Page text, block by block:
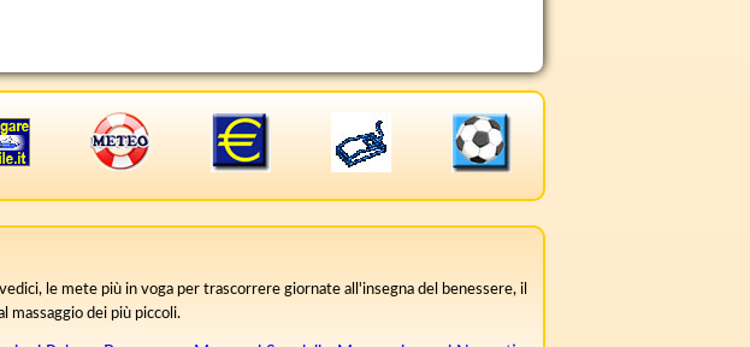
le mete più in voga per trascorrere giornate all'insegna del benessere, il
massaggio dei più piccoli.